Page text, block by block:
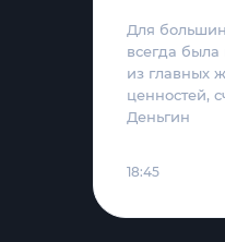
Для
всегда была
из главных
ценностей,
Деньгин
18:45